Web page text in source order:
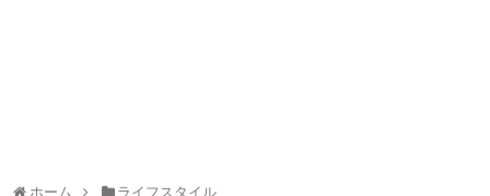
ホーム ライフスタイル